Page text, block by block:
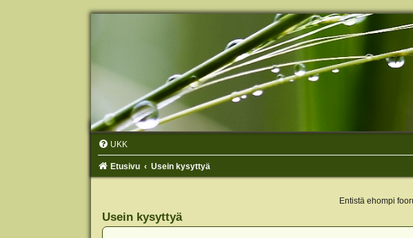
UKK
Etusivu Usein kysyttyä
Entistä ehompi
Usein kysyttyä